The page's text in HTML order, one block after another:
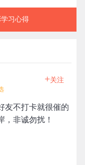
习心得
+关注
友不打卡就很催的
，非诚勿扰！